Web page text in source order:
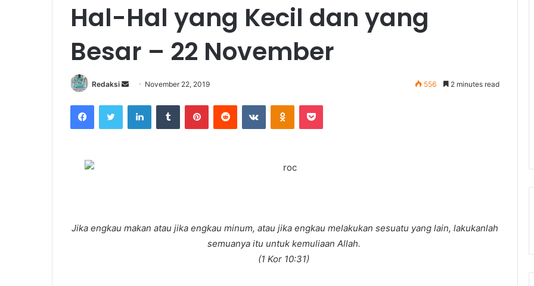
Hal-Hal yang Kecil dan yang
Besar – 22 November
Redaksi
d
l
November 22, 2019 556 2 minutes read
Jika engkau makan atau jika engkau minum, atau jika engkau melakukan sesuatu yang lain, lakukanlah
semuanya itu untuk kemuliaan Allah.
(1 Kor 10:31)